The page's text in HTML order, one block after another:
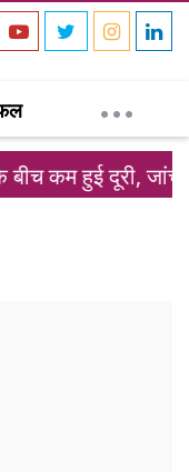
जांच शुरू